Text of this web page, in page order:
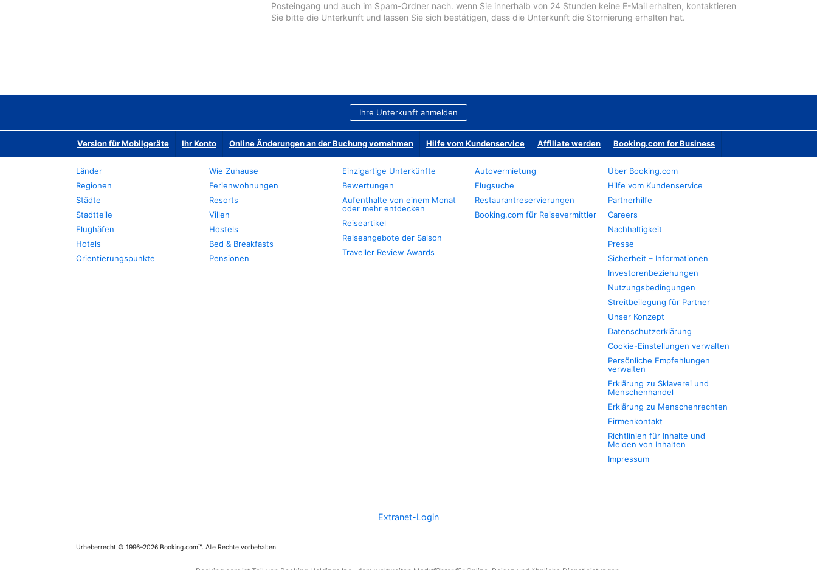
Posteingang und auch im Spam-Ordner nach. wenn Sie innerhalb von 24 Stunden keine E-Mail erhalten, kontaktieren
Sie bitte die Unterkunft und lassen Sie sich bestätigen, dass die Unterkunft die Stornierung erhalten hat.
Ihre Unterkunft anmelden
Version für Mobilgeräte Ihr Konto Online Änderungen an der Buchung vornehmen Hilfe vom Kundenservice Affiliate werden Booking.com for Business
Länder
Regionen
Städte
Stadtteile
Flughäfen
Hotels
Orientierungspunkte
Wie Zuhause
Ferienwohnungen
Resorts
Villen
Hostels
Bed & Breakfasts
Pensionen
Einzigartige Unterkünfte
Bewertungen
Aufenthalte von einem Monat
oder mehr entdecken
Reiseartikel
Reiseangebote der Saison
Traveller Review Awards
Autovermietung
Flugsuche
Restaurantreservierungen
Booking.com für Reisevermittler
Über Booking.com
Hilfe vom Kundenservice
Partnerhilfe
Careers
Nachhaltigkeit
Presse
Sicherheit – Informationen
Investorenbeziehungen
Nutzungsbedingungen
Streitbeilegung für Partner
Unser Konzept
Datenschutzerklärung
Cookie-Einstellungen verwalten
Persönliche Empfehlungen
verwalten
Erklärung zu Sklaverei und
Menschenhandel
Erklärung zu Menschenrechten
Firmenkontakt
Richtlinien für Inhalte und
Melden von Inhalten
Impressum
Extranet-Login
Urheberrecht © 1996–2026 Booking.com™. Alle Rechte vorbehalten.